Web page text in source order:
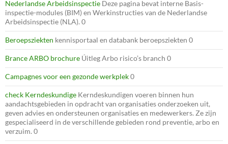
Nederlandse Arbeidsinspectie Deze pagina bevat interne Basis-
inspectie-modules (BIM) en Werkinstructies van de Nederlandse
Arbeidsinspectie (NLA). 0
Beroepsziekten kennisportaal en databank beroepsziekten 0
Brance ARBO brochure Úitleg Arbo risico’s branch 0
Campagnes voor een gezonde werkplek0
check Kerndeskundige Kerndeskundigen voeren binnen hun
aandachtsgebieden in opdracht van organisaties onderzoeken uit,
geven advies en ondersteunen organisaties en medewerkers. Ze zijn
gespecialiseerd in de verschillende gebieden rond preventie, arbo en
verzuim. 0